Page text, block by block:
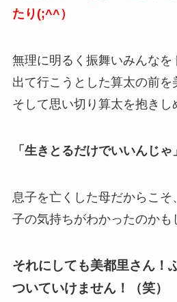
たり(;^^）
無理に明るく振舞いみんなを
出て行こうとした算太の前を
そして思い切り算太を抱きし
「生きとるだけでいいんじゃ」
息子を亡くした母だからこそ
子の気持ちがわかったのかも
それにしても美都里さん！
ついていけません！（笑）